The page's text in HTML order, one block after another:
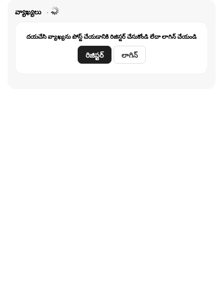
వ్యాఖ్యలు
దయచేసి వ్యాఖ్యను పోస్ట్ చేయడానికి రిజిస్టర్ చేసుకోండి లేదా లాగిన్ చేయండి
రిజిస్టర్ లాగిన్